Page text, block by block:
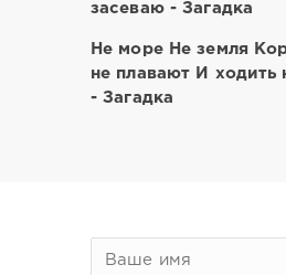
засеваю - Загадка
Не море Не земля
не плавают И ходить
- Загадка